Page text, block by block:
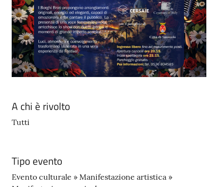
A chi è rivolto
Tutti
Tipo evento
Evento culturale » Manifestazione artistica »